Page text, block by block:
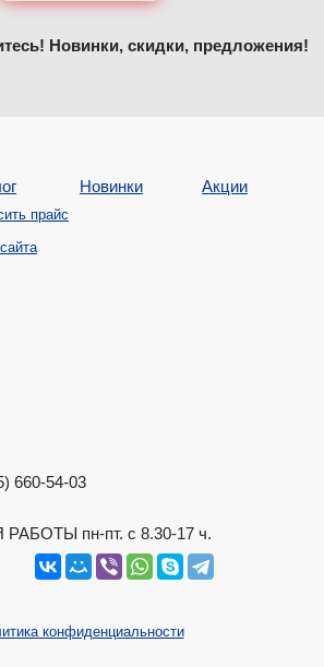
Новинки, скидки, предложения!
прайс
Новинки Акции
660-54-03
пн-пт. с 8.30-17 ч.
конфиденциальности